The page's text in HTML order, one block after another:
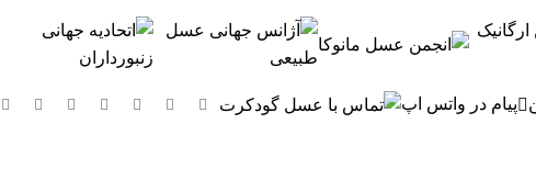
پیام در واتس اپ